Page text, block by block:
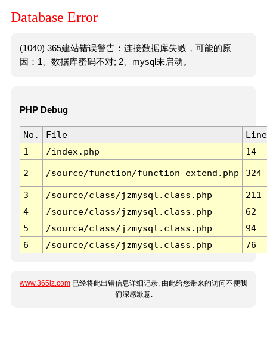
Database Error
(1040) 365建站错误警告：连接数据库失败，可能的原
因：1、数据库密码不对; 2、mysql未启动。
PHP Debug
No. File
Line
1
/index.php 14
2 /source/function/function_extend.php 324
3 /source/class/jzmysql.class.php
211
4
/source/class/jzmysql.class.php
62
5
/source/class/jzmysql.class.php
94
6
/source/class/jzmysql.class.php 76
www.365jz.com 已经将此出错信息详细记录, 由此给您带来的访问不便我
们深感歉意.